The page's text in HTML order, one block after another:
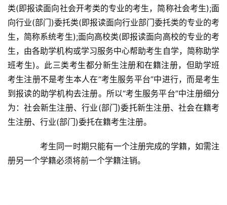
首
页
汉
类(即报读面向社会开考类的专业的考生，简称社会考生);面
向行业(部门)委托类(即报读面向行业部门委托类的专业的考
生，简称系统考生);面向高校类(即报读面向高校的专业的考
生，由各助学机构或学习服务中心帮助考生自学，简称助学
班考生)。此三类考生都分新生注册和在籍注册，但助学班
考生注册不是考生本人在“考生服务平台”中进行，而是考生
到报读的助学机构去注册。所以“考生服务平台”中注册细分
为：社会新生注册、行业(部门)委托新生注册、社会在籍考
生注册、行业(部门)委托在籍考生注册。
考生同一时期只能有一个注册完成的学籍，如需注
册另一个学籍必须将前一个学籍注销。